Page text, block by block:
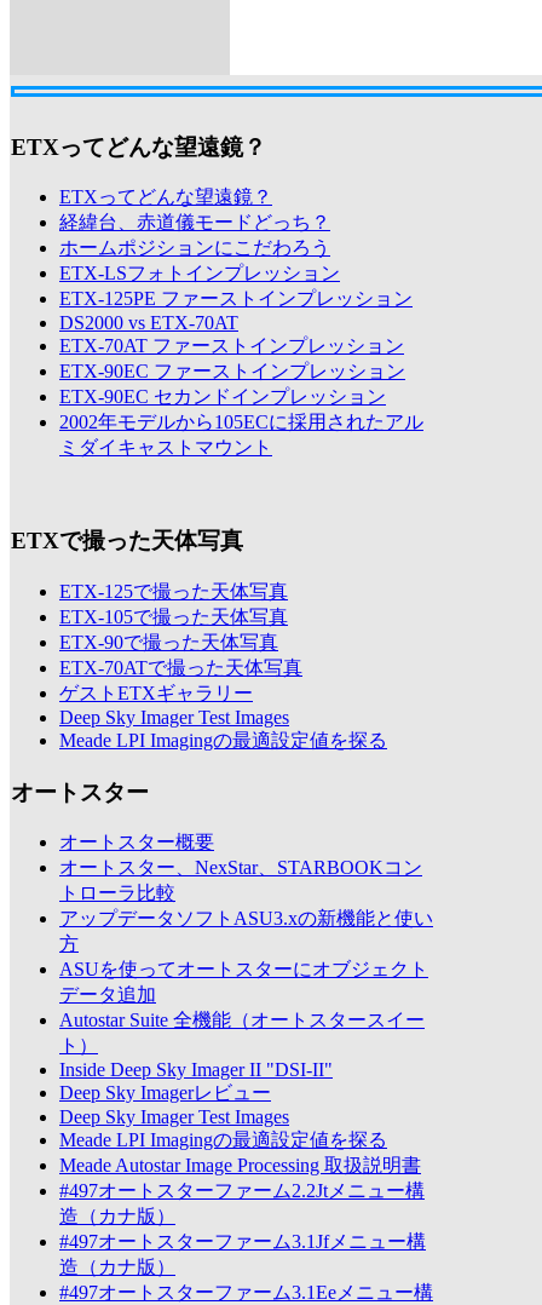
ETXってどんな望遠鏡？
ETXってどんな望遠鏡？
経緯台、赤道儀モードどっち？
ホームポジションにこだわろう
ETX-LSフォトインプレッション
ETX-125PE ファーストインプレッション
DS2000 vs ETX-70AT
ETX-70AT ファーストインプレッション
ETX-90EC ファーストインプレッション
ETX-90EC セカンドインプレッション
2002年モデルから105ECに採用されたアル
ミダイキャストマウント
ETXで撮った天体写真
ETX-125で撮った天体写真
ETX-105で撮った天体写真
ETX-90で撮った天体写真
ETX-70ATで撮った天体写真
ゲストETXギャラリー
Deep Sky Imager Test Images
Meade LPI Imagingの最適設定値を探る
オートスター
オートスター概要
オートスター、NexStar、STARBOOKコン
トローラ比較
アップデータソフトASU3.xの新機能と使い
方
ASUを使ってオートスターにオブジェクト
データ追加
Autostar Suite 全機能（オートスタースイー
ト）
Inside Deep Sky Imager II "DSI-II"
Deep Sky Imagerレビュー
Deep Sky Imager Test Images
Meade LPI Imagingの最適設定値を探る
Meade Autostar Image Processing 取扱説明書
#497オートスターファーム2.2Jtメニュー構
造（カナ版）
#497オートスターファーム3.1Jfメニュー構
造（カナ版）
#497オートスターファーム3.1Eeメニュー構